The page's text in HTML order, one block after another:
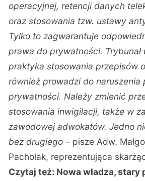
operacyjnej, retencji danych
oraz stosowania tzw. ustawy
Tylko to zagwarantuje
prawa do prywatności. Trybunał
praktyka stosowania przepisów
również prowadzi do naruszenia
prywatności. Należy zmienić
stosowania inwigilacji, także w
zawodowej adwokatów. Jedno
bez drugiego – pisze Adw.
Pacholak, reprezentująca
Czytaj też: Nowa władza, stary